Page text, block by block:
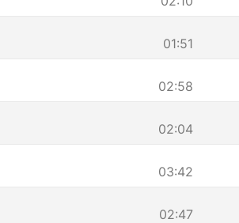
01:51
02:58
02:04
03:42
02:47